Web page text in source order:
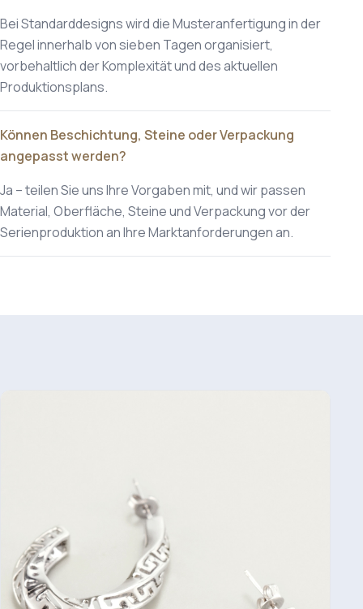
Bei Standarddesigns wird die Musteranfertigung in der
Regel innerhalb von sieben Tagen organisiert,
vorbehaltlich der Komplexität und des aktuellen
Produktionsplans.
Können Beschichtung, Steine oder Verpackung
angepasst werden?
Ja – teilen Sie uns Ihre Vorgaben mit, und wir passen
Material, Oberfläche, Steine und Verpackung vor der
Serienproduktion an Ihre Marktanforderungen an.